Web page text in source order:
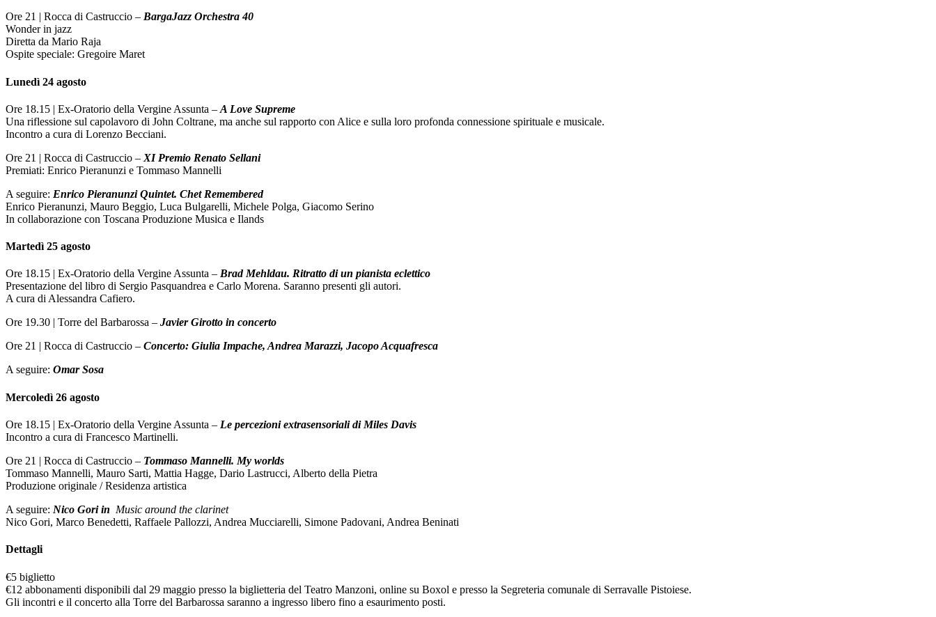
Ore 21 | Rocca di Castruccio – BargaJazz Orchestra 40
Wonder in jazz
Diretta da Mario Raja
Ospite speciale: Gregoire Maret
Lunedì 24 agosto
Ore 18.15 | Ex-Oratorio della Vergine Assunta – A Love Supreme
Una riflessione sul capolavoro di John Coltrane, ma anche sul rapporto con Alice e sulla loro profonda connessione spirituale e musicale.
Incontro a cura di Lorenzo Becciani.
Ore 21 | Rocca di Castruccio – XI Premio Renato Sellani
Premiati: Enrico Pieranunzi e Tommaso Mannelli
A seguire: Enrico Pieranunzi Quintet. Chet Remembered
Enrico Pieranunzi, Mauro Beggio, Luca Bulgarelli, Michele Polga, Giacomo Serino
In collaborazione con Toscana Produzione Musica e Ilands
Martedì 25 agosto
Ore 18.15 | Ex-Oratorio della Vergine Assunta – Brad Mehldau. Ritratto di un pianista eclettico
Presentazione del libro di Sergio Pasquandrea e Carlo Morena. Saranno presenti gli autori.
A cura di Alessandra Cafiero.
Ore 19.30 | Torre del Barbarossa – Javier Girotto in concerto
Ore 21 | Rocca di Castruccio – Concerto: Giulia Impache, Andrea Marazzi, Jacopo Acquafresca
A seguire: Omar Sosa
Mercoledì 26 agosto
Ore 18.15 | Ex-Oratorio della Vergine Assunta – Le percezioni extrasensoriali di Miles Davis
Incontro a cura di Francesco Martinelli.
Ore 21 | Rocca di Castruccio – Tommaso Mannelli. My worlds
Tommaso Mannelli, Mauro Sarti, Mattia Hagge, Dario Lastrucci, Alberto della Pietra
Produzione originale / Residenza artistica
A seguire: Nico Gori in Music around the clarinet
Nico Gori, Marco Benedetti, Raffaele Pallozzi, Andrea Mucciarelli, Simone Padovani, Andrea Beninati
Dettagli
€5 biglietto
€12 abbonamenti disponibili dal 29 maggio presso la biglietteria del Teatro Manzoni, online su Boxol e presso la Segreteria comunale di Serravalle Pistoiese.
Gli incontri e il concerto alla Torre del Barbarossa saranno a ingresso libero fino a esaurimento posti.